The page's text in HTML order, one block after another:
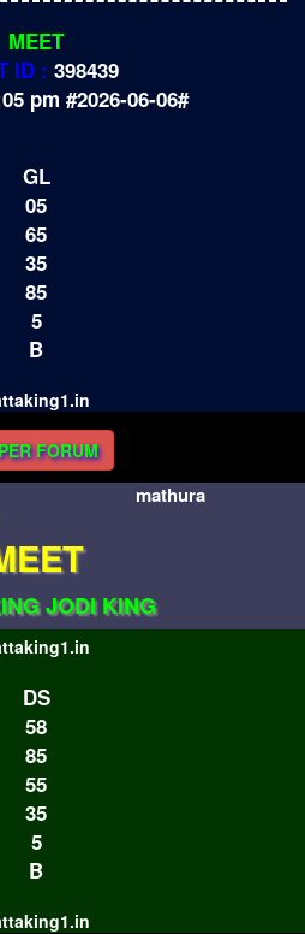
MEET
ID : 398439
pm #2026-06-06#
GL
05
65
35
85
5
B
FORUM
mathura
JODI KING
DS
58
85
55
35
5
B